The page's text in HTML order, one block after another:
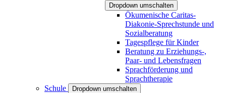
Dropdown umschalten
Ökumenische Caritas-
Diakonie-Sprechstunde und
Sozialberatung
Tagespflege für Kinder
Beratung zu Erziehungs-,
Paar- und Lebensfragen
Sprachförderung und
Sprachtherapie
Schule
Dropdown umschalten